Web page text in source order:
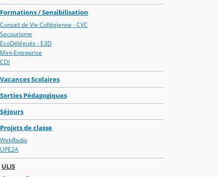
Formations / Sensibilisation
Conseil de Vie Collégienne - CVC
Secourisme
EcoDélégués - E3D
Mini-Entreprise
CDI
Vacances Scolaires
Sorties Pédagogiques
Séjours
Projets de classe
WebRadio
UPE2A
ULIS